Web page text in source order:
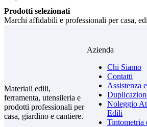
Prodotti selezionati
Marchi affidabili e professionali per casa,
Materiali edili,
ferramenta, utensileria e
prodotti professionali per
casa, giardino e cantiere.
Azienda
Chi Siamo
Contatti
Assistenza
Noleggio
Edili